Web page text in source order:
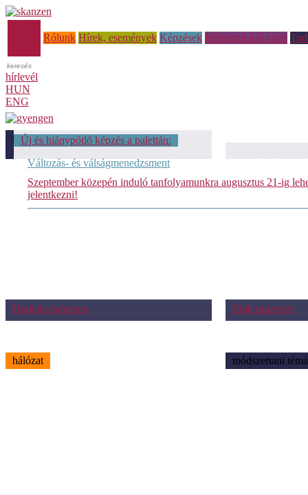
Rólunk Hírek, események Képzések Múzeumi à la carte
hírlevél
HUN
ENG
Új és hiánypótló képzés a palettán:
Változás- és válságmenedzsment
Szeptember közepén induló tanfolyamunkra augusztus 21-ig
jelentkezni!
módszertani témáink: Mesterséges
intelligencia
Digitális múzeum Zöld múzeum
hálózat módszertani